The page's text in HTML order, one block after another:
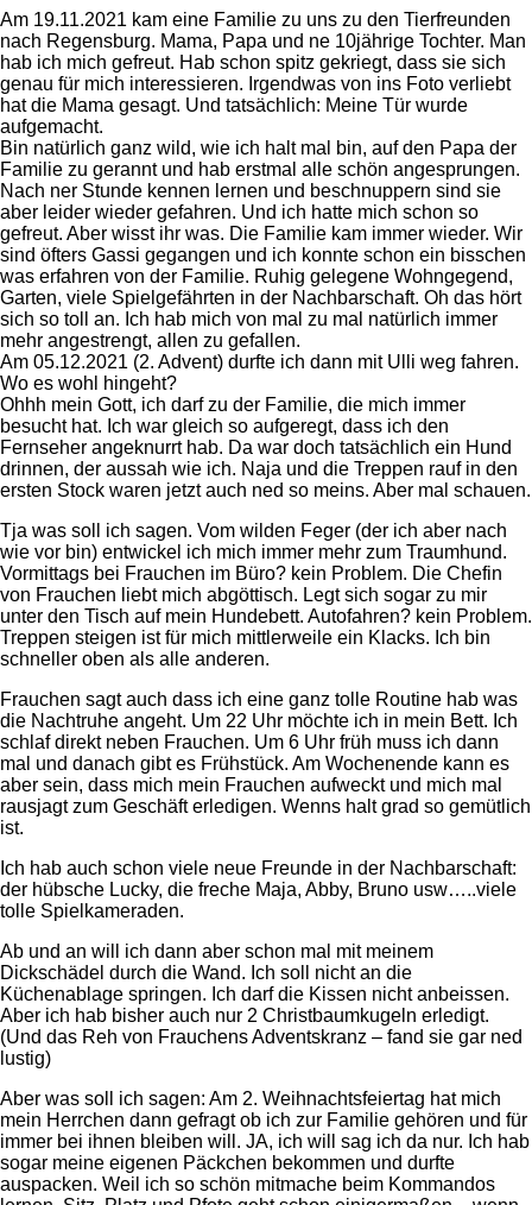
Am 19.11.2021 kam eine Familie zu uns zu den Tierfreunden
nach Regensburg. Mama, Papa und ne 10jährige Tochter. Man
hab ich mich gefreut. Hab schon spitz gekriegt, dass sie sich
genau für mich interessieren. Irgendwas von ins Foto verliebt
hat die Mama gesagt. Und tatsächlich: Meine Tür wurde
aufgemacht.
Bin natürlich ganz wild, wie ich halt mal bin, auf den Papa der
Familie zu gerannt und hab erstmal alle schön angesprungen.
Nach ner Stunde kennen lernen und beschnuppern sind sie
aber leider wieder gefahren. Und ich hatte mich schon so
gefreut. Aber wisst ihr was. Die Familie kam immer wieder. Wir
sind öfters Gassi gegangen und ich konnte schon ein bisschen
was erfahren von der Familie. Ruhig gelegene Wohngegend,
Garten, viele Spielgefährten in der Nachbarschaft. Oh das hört
sich so toll an. Ich hab mich von mal zu mal natürlich immer
mehr angestrengt, allen zu gefallen.
Am 05.12.2021 (2. Advent) durfte ich dann mit Ulli weg fahren.
Wo es wohl hingeht?
Ohhh mein Gott, ich darf zu der Familie, die mich immer
besucht hat. Ich war gleich so aufgeregt, dass ich den
Fernseher angeknurrt hab. Da war doch tatsächlich ein Hund
drinnen, der aussah wie ich. Naja und die Treppen rauf in den
ersten Stock waren jetzt auch ned so meins. Aber mal schauen.
Tja was soll ich sagen. Vom wilden Feger (der ich aber nach
wie vor bin) entwickel ich mich immer mehr zum Traumhund.
Vormittags bei Frauchen im Büro? kein Problem. Die Chefin
von Frauchen liebt mich abgöttisch. Legt sich sogar zu mir
unter den Tisch auf mein Hundebett. Autofahren? kein Problem.
Treppen steigen ist für mich mittlerweile ein Klacks. Ich bin
schneller oben als alle anderen.
Frauchen sagt auch dass ich eine ganz tolle Routine hab was
die Nachtruhe angeht. Um 22 Uhr möchte ich in mein Bett. Ich
schlaf direkt neben Frauchen. Um 6 Uhr früh muss ich dann
mal und danach gibt es Frühstück. Am Wochenende kann es
aber sein, dass mich mein Frauchen aufweckt und mich mal
rausjagt zum Geschäft erledigen. Wenns halt grad so gemütlich
ist.
Ich hab auch schon viele neue Freunde in der Nachbarschaft:
der hübsche Lucky, die freche Maja, Abby, Bruno usw…..viele
tolle Spielkameraden.
Ab und an will ich dann aber schon mal mit meinem
Dickschädel durch die Wand. Ich soll nicht an die
Küchenablage springen. Ich darf die Kissen nicht anbeissen.
Aber ich hab bisher auch nur 2 Christbaumkugeln erledigt.
(Und das Reh von Frauchens Adventskranz – fand sie gar ned
lustig)
Aber was soll ich sagen: Am 2. Weihnachtsfeiertag hat mich
mein Herrchen dann gefragt ob ich zur Familie gehören und für
immer bei ihnen bleiben will. JA, ich will sag ich da nur. Ich hab
sogar meine eigenen Päckchen bekommen und durfte
auspacken. Weil ich so schön mitmache beim Kommandos